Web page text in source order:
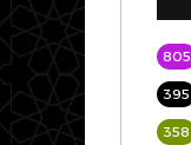
805
395
358